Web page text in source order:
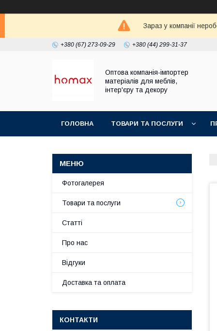
Зараз у компанії
+380 (67) 273-09-29 +380 (44) 299-31-37
Оптова компанія-імпортер
матеріалів для меблів,
інтер'єру та декору
ГОЛОВНА ТОВАРИ ТА ПОСЛУГИ
Фотогалерея
Товари та послуги
Статті
Про нас
Відгуки
Доставка та оплата
КОНТАКТИ